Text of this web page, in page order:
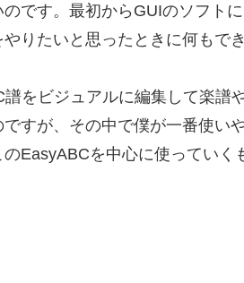
のです。最初からGUIのソフト
りたいと思ったときに何もで
譜をビジュアルに編集して楽譜
ですが、その中で僕が一番使い
EasyABCを中心に使っていく